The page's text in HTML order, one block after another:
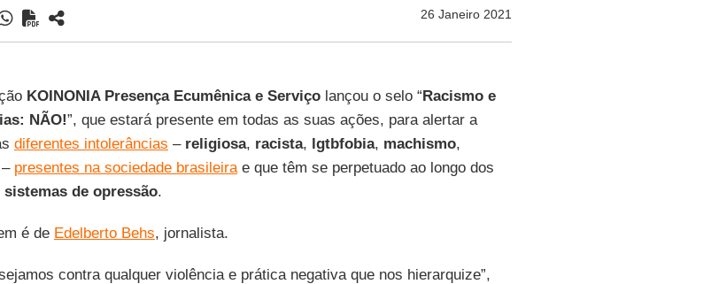
26 Janeiro 2021
KOINONIA Presença Ecumênica e Serviçolançou o selo “Racismo e
NÃO!”, que estará presente em todas as suas ações, para alertar a
diferentes intolerâncias – religiosa, racista, lgtbfobia, machismo,
presentes na sociedade brasileirae que têm se perpetuado ao longo dos
sistemas de opressão.
é de Edelberto Behs, jornalista.
contra qualquer violência e prática negativa que nos hierarquize”,